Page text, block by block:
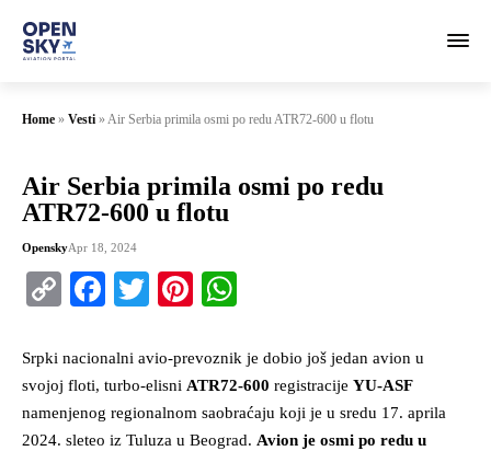
Home » Vesti »Air Serbia primila osmi po redu ATR72-600 u flotu
Air Serbia primila osmi po redu
ATR72-600 u flotu
OpenskyApr 18, 2024
CopyFacebook
TwitterPinterest
Srpki nacionalni avio-prevoznik je dobio još jedan avion u
svojoj floti, turbo-elisni ATR72-600 registracije YU-ASF
namenjenog regionalnom saobraćaju koji je u sredu 17. aprila
2024. sleteo iz Tuluza u Beograd. Avion je osmi po redu u